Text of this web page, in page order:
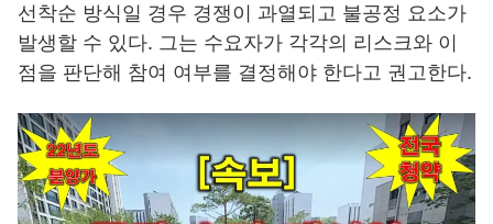
선착순 방식일 경우 경쟁이 과열되고 불공정 요소가
발생할 수 있다. 그는 수요자가 각각의 리스크와 이
점을 판단해 참여 여부를 결정해야 한다고 권고한다.